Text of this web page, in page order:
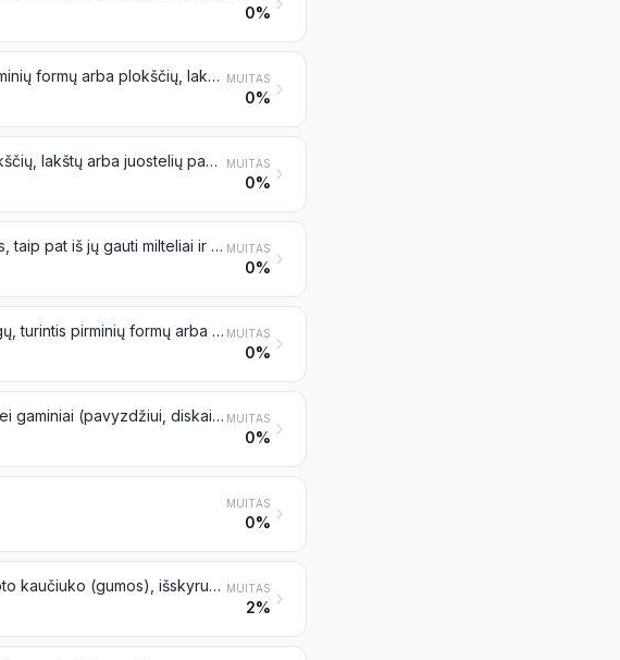
0%
Sintetinis kaučiukas ir faktisas, gautas iš aliejų, turintis pirminių formų arba plokščių, lakštų arba juostelių pavidalą; bet kurių produktų, priskiriamų 4001 pozicijai, mišiniai su bet kuriais šiai pozicijai priskiriamais produktais, turintys pirminių formų arba plokščių, lakštų arba juostelių pavidalą MUITAS
0%
Regeneruotas kaučiukas, turintis pirminių formų arba plokščių, lakštų arba juostelių pavidalą MUITAS
0%
Kaučiuko (išskyrus kietą gumą) atliekos, atraižos ir laužas, taip pat iš jų gauti milteliai ir granulės MUITAS
0%
Nevulkanizuotas kaučiukas, į kurį primaišyta kitų medžiagų, turintis pirminių formų arba plokščių, lakštų arba juostelių pavidalą MUITAS
0%
Kitos formos (pavyzdžiui, strypai, vamzdžiai ir profiliai) bei gaminiai (pavyzdžiui, diskai ir žiedai) iš nevulkanizuoto kaučiuko MUITAS
0%
MUITAS
0%
Plokštės, lakštai, juostelės, strypai ir profiliai iš vulkanizuoto kaučiuko (gumos), išskyrus kietą gumą MUITAS
2%